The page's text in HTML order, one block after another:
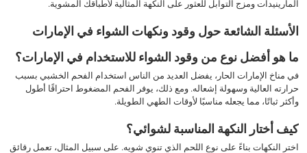
المارينيدات ومزج التوابل للعثور على النكهة المثالية لأطباقك المشوية.
الأسئلة الشائعة حول وقود ونكهات الشواء في الإمارات
ما هو أفضل نوع من وقود الشواء للاستخدام في الإمارات؟
في مناخ الإمارات الحار، يفضل العديد من الناس استخدام الفحم الخشبي بسبب
حرارته العالية وسهولة إشعاله. ومع ذلك، يوفر الفحم المضغوط احتراقًا أطول
وأكثر ثباتًا، مما يجعله مناسبًا لأوقات الطهي الطويلة.
كيف أختار النكهة المناسبة لشوائي؟
اختر النكهات بناءً على نوع اللحم الذي تنوي شويه. على سبيل المثال، تعمل رقائق